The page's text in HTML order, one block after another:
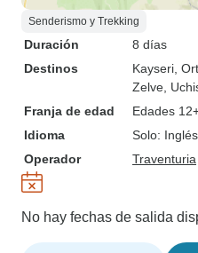
Senderismo y Trekking
Duración
8 días
Destinos
Kayseri ,
Zelve ,
Franja de edad
Edades
Idioma
Solo: Inglés
Operador
Traventuria
No hay fechas de salida